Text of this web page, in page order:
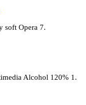
soft Opera 7.
Alcohol 120% 1.